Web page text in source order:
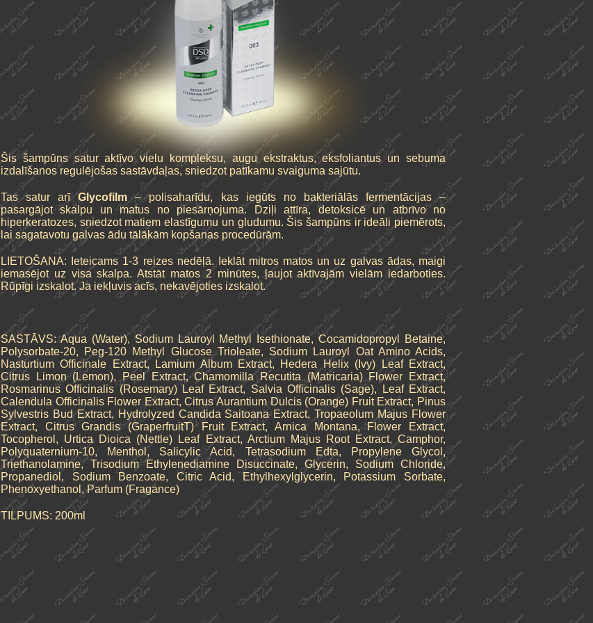
Šis šampūns satur aktīvo vielu kompleksu, augu ekstraktus, eksfoliantus un sebuma
izdalīšanos regulējošas sastāvdaļas, sniedzot patīkamu svaiguma sajūtu.
Tas satur arīGlycofilm – polisaharīdu, kas iegūts no bakteriālās fermentācijas –
pasargājot skalpu un matus no piesārņojuma. Dziļi attīra, detoksicē un atbrīvo no
hiperkeratozes, sniedzot matiem elastīgumu un gludumu. Šis šampūns ir ideāli piemērots,
lai sagatavotu galvas ādu tālākām kopšanas procedūrām.
LIETOŠANA: Ieteicams 1-3 reizes nedēļā. Ieklāt mitros matos un uz galvas ādas, maigi
iemasējot uz visa skalpa. Atstāt matos 2 minūtes, ļaujot aktīvajām vielām iedarboties.
Rūpīgi izskalot. Ja iekļuvis acīs, nekavējoties izskalot.
SASTĀVS: Aqua (Water), Sodium Lauroyl Methyl Isethionate, Cocamidopropyl Betaine,
Polysorbate-20, Peg-120 Methyl Glucose Trioleate, Sodium Lauroyl Oat Amino Acids,
Nasturtium Officinale Extract, Lamium Album Extract, Hedera Helix (Ivy) Leaf Extract,
Citrus Limon (Lemon), Peel Extract, Chamomilla Recutita (Matricaria) Flower Extract,
Rosmarinus Officinalis (Rosemary) Leaf Extract, Salvia Officinalis (Sage), Leaf Extract,
Calendula Officinalis Flower Extract, Citrus Aurantium Dulcis (Orange) Fruit Extract, Pinus
Sylvestris Bud Extract, Hydrolyzed Candida Saitoana Extract, Tropaeolum Majus Flower
Extract, Citrus Grandis (GraperfruitT) Fruit Extract, Arnica Montana, Flower Extract,
Tocopherol, Urtica Dioica (Nettle) Leaf Extract, Arctium Majus Root Extract, Camphor,
Polyquaternium-10, Menthol, Salicylic Acid, Tetrasodium Edta, Propylene Glycol,
Triethanolamine, Trisodium Ethylenediamine Disuccinate, Glycerin, Sodium Chloride,
Propanediol, Sodium Benzoate, Citric Acid, Ethylhexylglycerin, Potassium Sorbate,
Phenoxyethanol, Parfum (Fragance)
TILPUMS: 200ml